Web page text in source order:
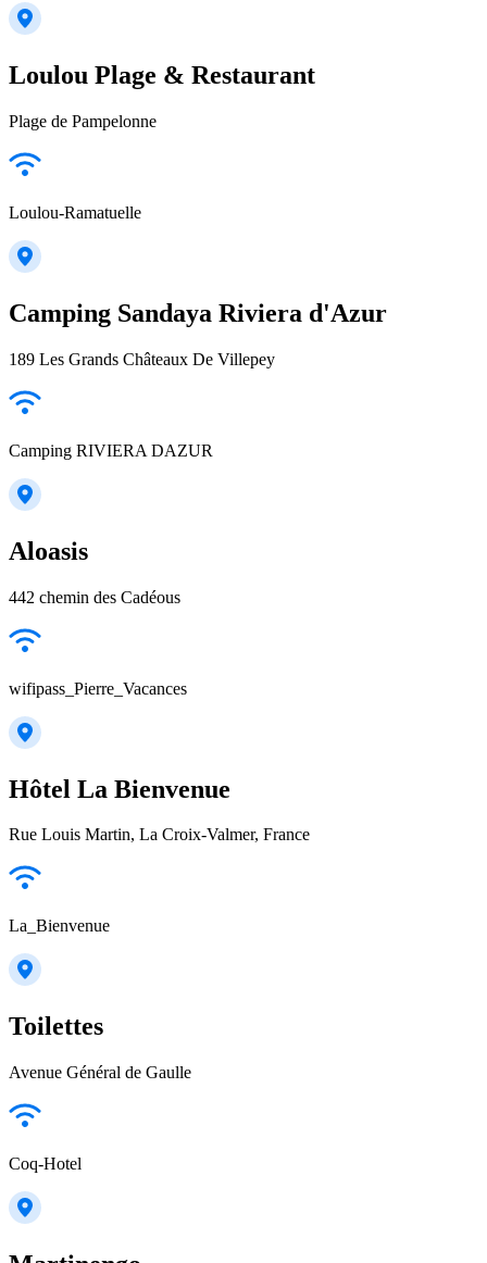
Loulou Plage & Restaurant
Plage de Pampelonne
Loulou-Ramatuelle
Camping Sandaya Riviera d'Azur
189 Les Grands Châteaux De Villepey
Camping RIVIERA DAZUR
Aloasis
442 chemin des Cadéous
wifipass_Pierre_Vacances
Hôtel La Bienvenue
Rue Louis Martin, La Croix-Valmer, France
La_Bienvenue
Toilettes
Avenue Général de Gaulle
Coq-Hotel